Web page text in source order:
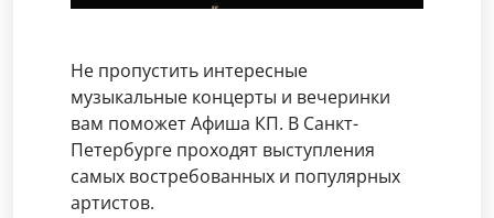
Не пропустить интересные
музыкальные концерты и вечеринки
вам поможет Афиша КП. В Санкт-
Петербурге проходят выступления
самых востребованных и популярных
артистов.